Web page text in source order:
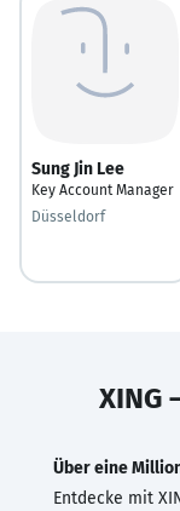
Sung Jin Lee
Key Account Manager
Düsseldorf
XING
Über eine
Entdecke mit